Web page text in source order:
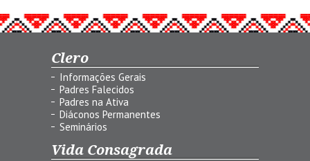
Clero
Informações Gerais
Padres Falecidos
Padres na Ativa
Diáconos Permanentes
Seminários
Vida Consagrada